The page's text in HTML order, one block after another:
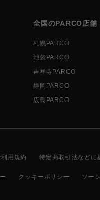
全国のPARCO店舗
札幌PARCO
池袋PARCO
吉祥寺PARCO
静岡PARCO
広島PARCO
利用規約 特定商取引法などに
クッキーポリシー ソー